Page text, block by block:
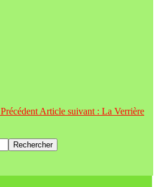
Précédent Article suivant : La Verrière
Rechercher